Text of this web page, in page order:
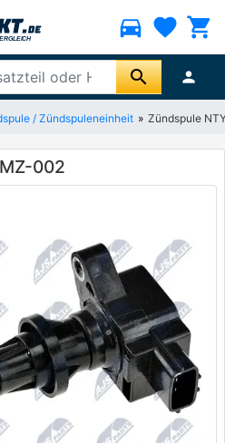
directions_car favorite shopping_cart
search person
/ Zündspuleneinheit Zündspule
002